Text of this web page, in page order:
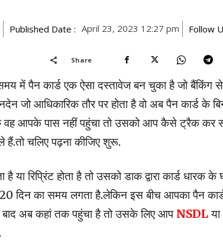
Published Date : April 23, 2023 12:27 pm Follow
Share
में पैन कार्ड एक ऐसा दस्तावेज बन चुका है जो बैंकिंग से
जो आधिकारिक तौर पर होता है वो अब पैन कार्ड के
वह आपके पास नहीं पहुंचा तो उसको आप कैसे ट्रैक कर
हैं.तो चलिए पढ़ना कीजिए शुरू.
है या रिप्रिंट होता है तो उसको डाक द्वारा कार्ड
दिन का समय लगता है.लेकिन इस बीच आपका पैन
बाद अब कहां तक पहुंचा है तो उसके लिए आप NSDLया